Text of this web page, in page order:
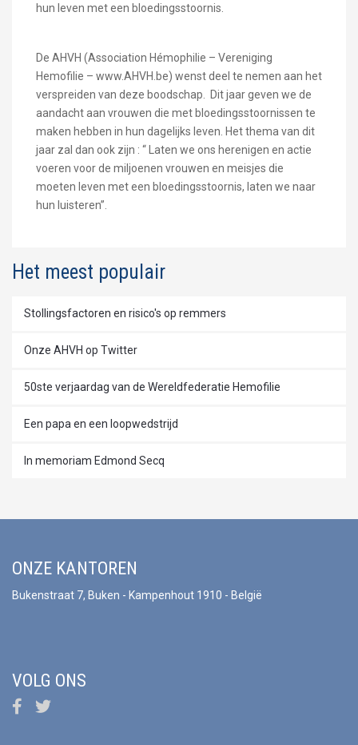
hun leven met een bloedingsstoornis.
De AHVH (Association Hémophilie – Vereniging
Hemofilie – www.AHVH.be) wenst deel te nemen aan het
verspreiden van deze boodschap. Dit jaar geven we de
aandacht aan vrouwen die met bloedingsstoornissen te
maken hebben in hun dagelijks leven. Het thema van dit
jaar zal dan ook zijn : “ Laten we ons herenigen en actie
voeren voor de miljoenen vrouwen en meisjes die
moeten leven met een bloedingsstoornis, laten we naar
hun luisteren”.
Het meest populair
Stollingsfactoren en risico's op remmers
Onze AHVH op Twitter
50ste verjaardag van de Wereldfederatie Hemofilie
Een papa en een loopwedstrijd
In memoriam Edmond Secq
ONZE KANTOREN
Bukenstraat 7, Buken - Kampenhout 1910 - België
VOLG ONS